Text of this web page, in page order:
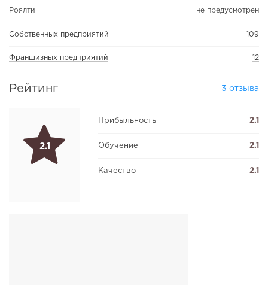
Роялти не предусмотрен
Собственных предприятий 109
Франшизных предприятий 12
Рейтинг 3 отзыва
2.1
Прибыльность 2.1
Обучение 2.1
Качество 2.1